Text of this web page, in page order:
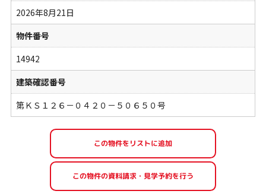
2026年8月21日
物件番号
14942
建築確認番号
第ＫＳ１２６－０４２０－５０６５０号